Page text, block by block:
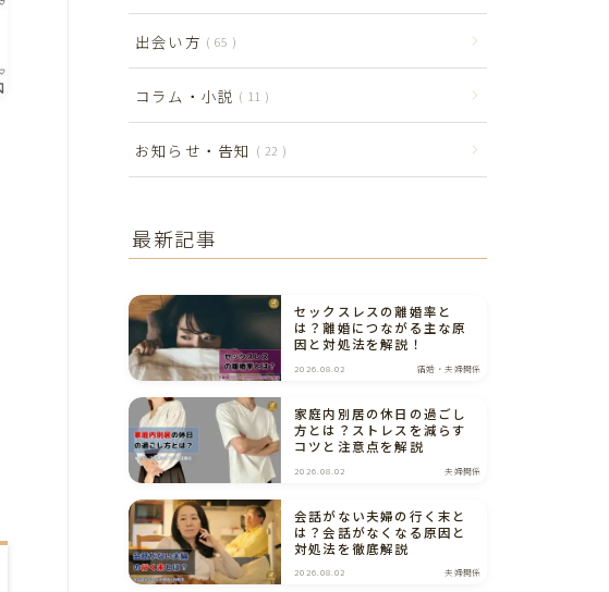
出会い方 65
コラム・小説 11
お知らせ・告知 22
最新記事
セックスレスの離婚率と
は？離婚につながる主な原
因と対処法を解説！
2026.08.02 結婚・夫婦関係
家庭内別居の休日の過ごし
方とは？ストレスを減らす
コツと注意点を解説
2026.08.02 夫婦関係
会話がない夫婦の行く末と
は？会話がなくなる原因と
対処法を徹底解説
2026.08.02 夫婦関係